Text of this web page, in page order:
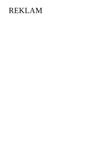
REKLAM